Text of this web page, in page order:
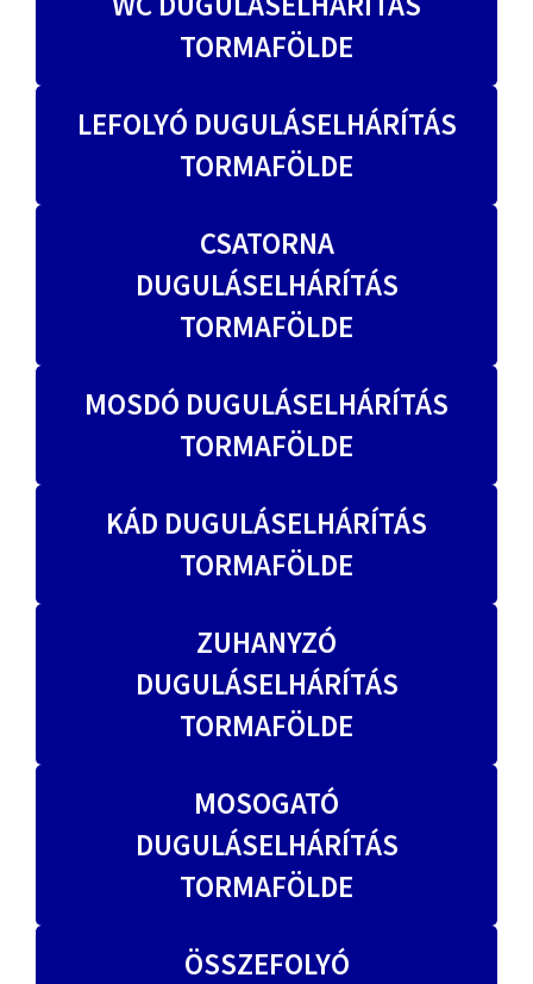
TORMAFÖLDE
LEFOLYÓ DUGULÁSELHÁRÍTÁS
TORMAFÖLDE
CSATORNA
DUGULÁSELHÁRÍTÁS
TORMAFÖLDE
MOSDÓ DUGULÁSELHÁRÍTÁS
TORMAFÖLDE
KÁD DUGULÁSELHÁRÍTÁS
TORMAFÖLDE
ZUHANYZÓ
DUGULÁSELHÁRÍTÁS
TORMAFÖLDE
MOSOGATÓ
DUGULÁSELHÁRÍTÁS
TORMAFÖLDE
ÖSSZEFOLYÓ